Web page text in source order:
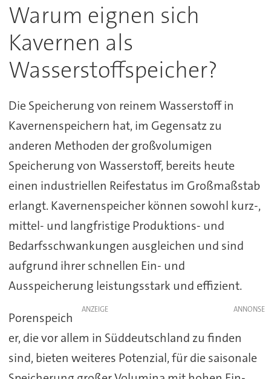
Warum eignen sich
Kavernen als
Wasserstoffspeicher?
Die Speicherung von reinem Wasserstoff in
Kavernenspeichern hat, im Gegensatz zu
anderen Methoden der großvolumigen
Speicherung von Wasserstoff, bereits heute
einen industriellen Reifestatus im Großmaßstab
erlangt. Kavernenspeicher können sowohl kurz-,
mittel- und langfristige Produktions- und
Bedarfsschwankungen ausgleichen und sind
aufgrund ihrer schnellen Ein- und
Ausspeicherung leistungsstark und effizient.
ANZEIGE
Porenspeich
er, die vor allem in Süddeutschland zu finden
sind, bieten weiteres Potenzial, für die saisonale